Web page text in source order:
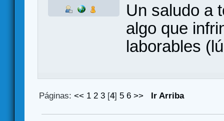
Un saludo a
algo que
laborables
Páginas:<< 1 2 3 [4] 5 6 >> Ir Arriba